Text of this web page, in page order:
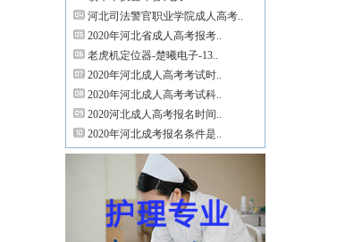
河北司法警官职业学院成人高考..
2020年河北省成人高考报考..
老虎机定位器-楚曦电子-13..
2020年河北成人高考考试时..
2020年河北成人高考考试科..
2020河北成人高考报名时间..
2020年河北成考报名条件是..